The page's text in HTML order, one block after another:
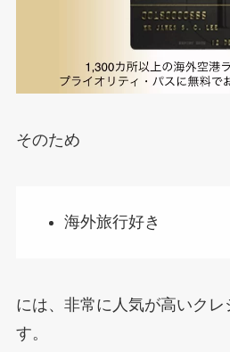
そのため
海外旅行好き
には、非常に人気が高いク
す。